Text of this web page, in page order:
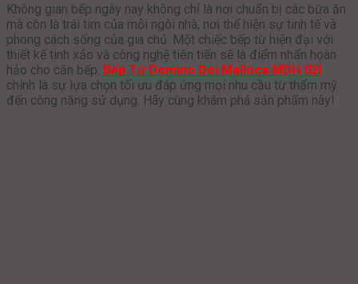
Không gian bếp ngày nay không chỉ là nơi chuẩn bị các bữa ăn
mà còn là trái tim của mỗi ngôi nhà, nơi thể hiện sự tinh tế và
phong cách sống của gia chủ. Một chiếc bếp từ hiện đại với
thiết kế tinh xảo và công nghệ tiên tiến sẽ là điểm nhấn hoàn
hảo cho căn bếp. Bếp Từ Domino Đôi Malloca MDH 02I
chính là sự lựa chọn tối ưu đáp ứng mọi nhu cầu từ thẩm mỹ
đến công năng sử dụng. Hãy cùng khám phá sản phẩm này!